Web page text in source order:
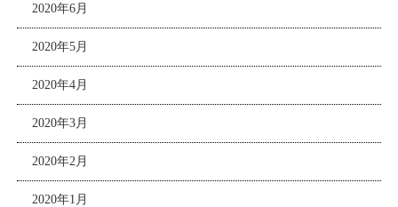
2020年6月
2020年5月
2020年4月
2020年3月
2020年2月
2020年1月